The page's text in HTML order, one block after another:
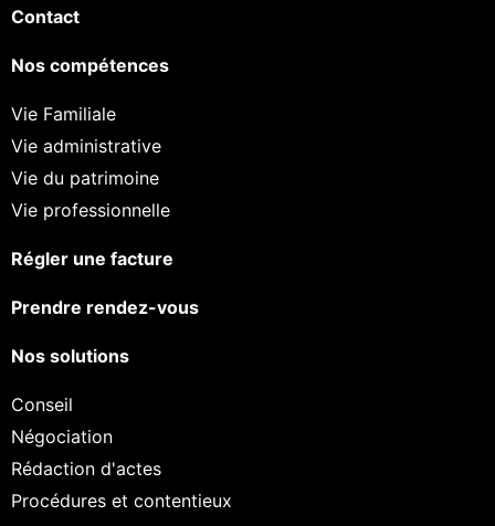
Contact
Nos compétences
Vie Familiale
Vie administrative
Vie du patrimoine
Vie professionnelle
Régler une facture
Prendre rendez-vous
Nos solutions
Conseil
Négociation
Rédaction d'actes
Procédures et contentieux